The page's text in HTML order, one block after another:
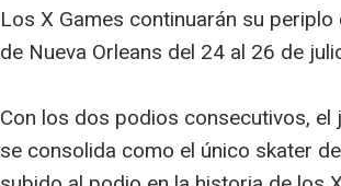
Los X Games continuarán su periplo
de Nueva Orleans del 24 al 26 de
Con los dos podios consecutivos, el
se consolida como el único skater